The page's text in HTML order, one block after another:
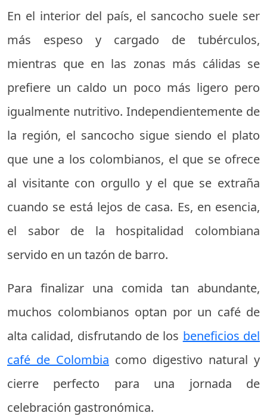
En el interior del país, el sancocho suele ser
más espeso y cargado de tubérculos,
mientras que en las zonas más cálidas se
prefiere un caldo un poco más ligero pero
igualmente nutritivo. Independientemente de
la región, el sancocho sigue siendo el plato
que une a los colombianos, el que se ofrece
al visitante con orgullo y el que se extraña
cuando se está lejos de casa. Es, en esencia,
el sabor de la hospitalidad colombiana
servido en un tazón de barro.
Para finalizar una comida tan abundante,
muchos colombianos optan por un café de
alta calidad, disfrutando de los beneficios del
café de Colombia como digestivo natural y
cierre perfecto para una jornada de
celebración gastronómica.